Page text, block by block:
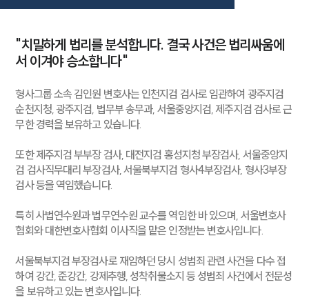
"치밀하게 법리를 분석합니다. 결국 사건은 법리싸움에
서 이겨야 승소합니다"
형사그룹 소속 김인원 변호사는 인천지검 검사로 임관하여 광주지검
순천지청, 광주지검, 법무부 송무과, 서울중앙지검, 제주지검 검사로 근
무한 경력을 보유하고 있습니다.
또한 제주지검 부부장 검사, 대전지검 홍성지청 부장검사, 서울중앙지
검 검사직무대리 부장검사, 서울북부지검 형사4부장검사, 형사3부장
검사 등을 역임했습니다.
특히 사법연수원과 법무연수원 교수를 역임한 바 있으며, 서울변호사
협회와 대한변호사협회 이사직을 맡은 인정받는 변호사입니다.
서울북부지검 부장검사로 재임하던 당시 성범죄 관련 사건을 다수 접
하여 강간, 준강간, 강제추행, 성착취물소지 등 성범죄 사건에서 전문성
을 보유하고 있는 변호사입니다.